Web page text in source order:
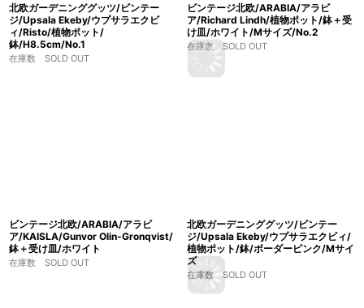
北欧ガーデニンググッツ/ビンテー
ジ/Upsala Ekeby/ウプサラエクビ
ィ/Risto/植物ポット/
鉢/H8.5cm/No.1
在庫数 SOLD OUT
ビンテージ北欧/ARABIA/アラビ
ア/Richard Lindh/植物ポット/鉢＋受
け皿/ホワイト/Mサイズ/No.2
在庫数 SOLD OUT
ビンテージ北欧/ARABIA/アラビ
ア/KAISLA/Gunvor Olin-Gronqvist/
鉢＋受け皿/ホワイト
在庫数 SOLD OUT
北欧ガーデニンググッツ/ビンテー
ジ/Upsala Ekeby/ウプサラエクビィ/
植物ポット/鉢/ボーダーピンク/Mサイ
ズ
在庫数 SOLD OUT